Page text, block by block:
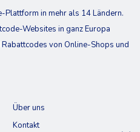
in mehr als 14 Ländern.
Websites in ganz Europa
von Online-Shops und
Über uns
Kontakt